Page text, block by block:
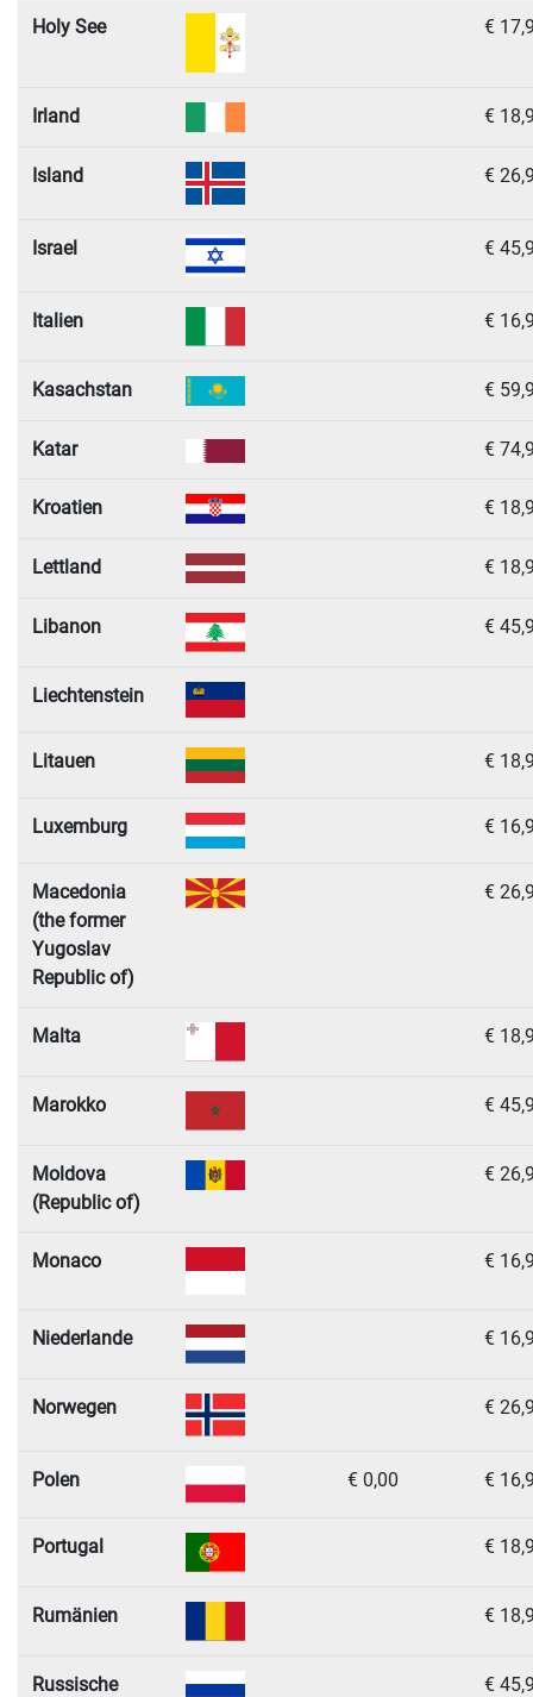
Holy See €
Irland €
Island €
Israel €
Italien €
Kasachstan €
Katar €
Kroatien €
Lettland €
Libanon €
Liechtenstein
Litauen €
Luxemburg €
Macedonia
(the former
Yugoslav
Republic of)
€
Malta €
Marokko €
Moldova
(Republic of)
€
Monaco €
Niederlande €
Norwegen €
Polen € 0,00 €
Portugal €
Rumänien €
Russische €